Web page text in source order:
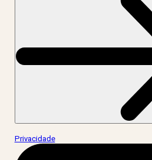
Privacidade.